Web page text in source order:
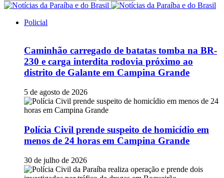
Policial
Caminhão carregado de batatas tomba na BR-
230 e carga interdita rodovia próximo ao
distrito de Galante em Campina Grande
5 de agosto de 2026
Polícia Civil prende suspeito de homicídio em
menos de 24 horas em Campina Grande
30 de julho de 2026